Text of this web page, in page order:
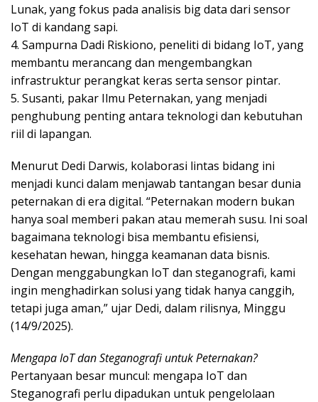
Lunak, yang fokus pada analisis big data dari sensor
IoT di kandang sapi.
4. Sampurna Dadi Riskiono, peneliti di bidang IoT, yang
membantu merancang dan mengembangkan
infrastruktur perangkat keras serta sensor pintar.
5. Susanti, pakar Ilmu Peternakan, yang menjadi
penghubung penting antara teknologi dan kebutuhan
riil di lapangan.
Menurut Dedi Darwis, kolaborasi lintas bidang ini
menjadi kunci dalam menjawab tantangan besar dunia
peternakan di era digital. “Peternakan modern bukan
hanya soal memberi pakan atau memerah susu. Ini soal
bagaimana teknologi bisa membantu efisiensi,
kesehatan hewan, hingga keamanan data bisnis.
Dengan menggabungkan IoT dan steganografi, kami
ingin menghadirkan solusi yang tidak hanya canggih,
tetapi juga aman,” ujar Dedi, dalam rilisnya, Minggu
(14/9/2025).
Mengapa IoT dan Steganografi untuk Peternakan?
Pertanyaan besar muncul: mengapa IoT dan
Steganografi perlu dipadukan untuk pengelolaan